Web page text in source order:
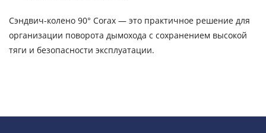
Сэндвич-колено 90° Corax — это практичное решение для
организации поворота дымохода с сохранением высокой
тяги и безопасности эксплуатации.